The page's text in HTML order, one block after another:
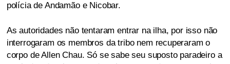
polícia de Andamão e Nicobar.
As autoridades não tentaram entrar na ilha, por isso não
interrogaram os membros da tribo nem recuperaram o
corpo de Allen Chau. Só se sabe seu suposto paradeiro a